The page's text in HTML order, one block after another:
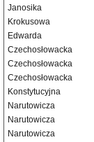
Janosika
Krokusowa
Edwarda
Czechosłowacka
Czechosłowacka
Czechosłowacka
Konstytucyjna
Narutowicza
Narutowicza
Narutowicza